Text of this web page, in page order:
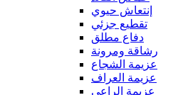
إنتعاش حيوي
تقطيع جزئي
دفاع مطلق
رشاقة ومرونة
عزيمة الشجاع
عزيمة العراف
عزيمة الراعي